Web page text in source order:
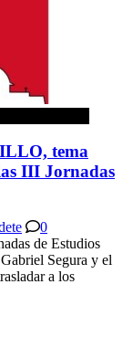
tema
III Jornadas
0
de Estudios
Segura y el
a los